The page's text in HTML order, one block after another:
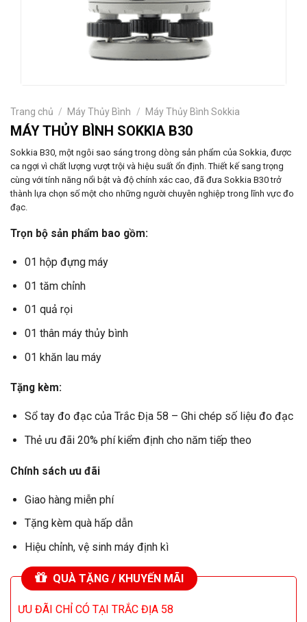
Trang chủ / Máy Thủy Bình / Máy Thủy Bình Sokkia
MÁY THỦY BÌNH SOKKIA B30
Sokkia B30, một ngôi sao sáng trong dòng sản phẩm của Sokkia, được
ca ngợi vì chất lượng vượt trội và hiệu suất ổn định. Thiết kế sang trọng
cùng với tính năng nổi bật và độ chính xác cao, đã đưa Sokkia B30 trở
thành lựa chọn số một cho những người chuyên nghiệp trong lĩnh vực đo
đạc.
Trọn bộ sản phẩm bao gồm:
01 hộp đựng máy
01 tăm chỉnh
01 quả rọi
01 thân máy thủy bình
01 khăn lau máy
Tặng kèm:
Sổ tay đo đạc của Trắc Địa 58 – Ghi chép số liệu đo đạc
Thẻ ưu đãi 20% phí kiểm định cho năm tiếp theo
Chính sách ưu đãi
Giao hàng miễn phí
Tặng kèm quà hấp dẫn
Hiệu chỉnh, vệ sinh máy định kì
QUÀ TẶNG / KHUYẾN MÃI
ƯU ĐÃI CHỈ CÓ TẠI TRẮC ĐỊA 58